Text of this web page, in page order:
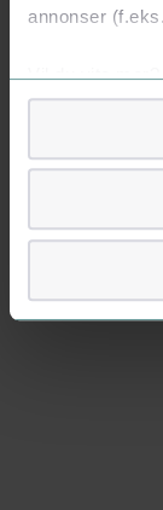
annonser
Vil du vite mer?
Om
Googles
Vi tar ditt
identifiserer